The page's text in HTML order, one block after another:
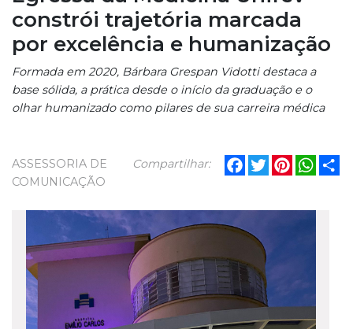
constrói trajetória marcada
por excelência e humanização
Formada em 2020, Bárbara Grespan Vidotti destaca a
base sólida, a prática desde o início da graduação e o
olhar humanizado como pilares de sua carreira médica
Compartilhar: Facebook
TwitterPinterest
ASSESSORIA DE
COMUNICAÇÃO